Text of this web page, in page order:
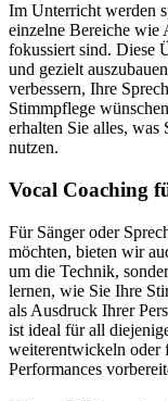
Im Unterricht werden
einzelne Bereiche wie
fokussiert sind. Diese
und gezielt
verbessern, Ihre
Stimmpflege
erhalten Sie alles,
nutzen.
Vocal Coaching
Für Sänger oder
möchten, bieten wir
um die Technik,
lernen, wie Sie Ihre
als Ausdruck Ihrer
ist ideal für all
weiterentwickeln oder
Performances